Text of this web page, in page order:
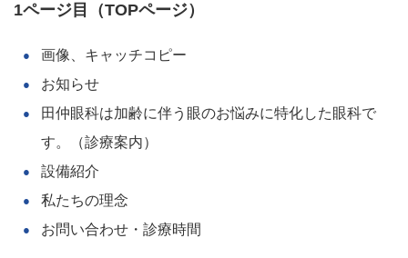
1ページ目（TOPページ）
画像、キャッチコピー
お知らせ
田仲眼科は加齢に伴う眼のお悩みに特化した眼科で
す。（診療案内）
設備紹介
私たちの理念
お問い合わせ・診療時間